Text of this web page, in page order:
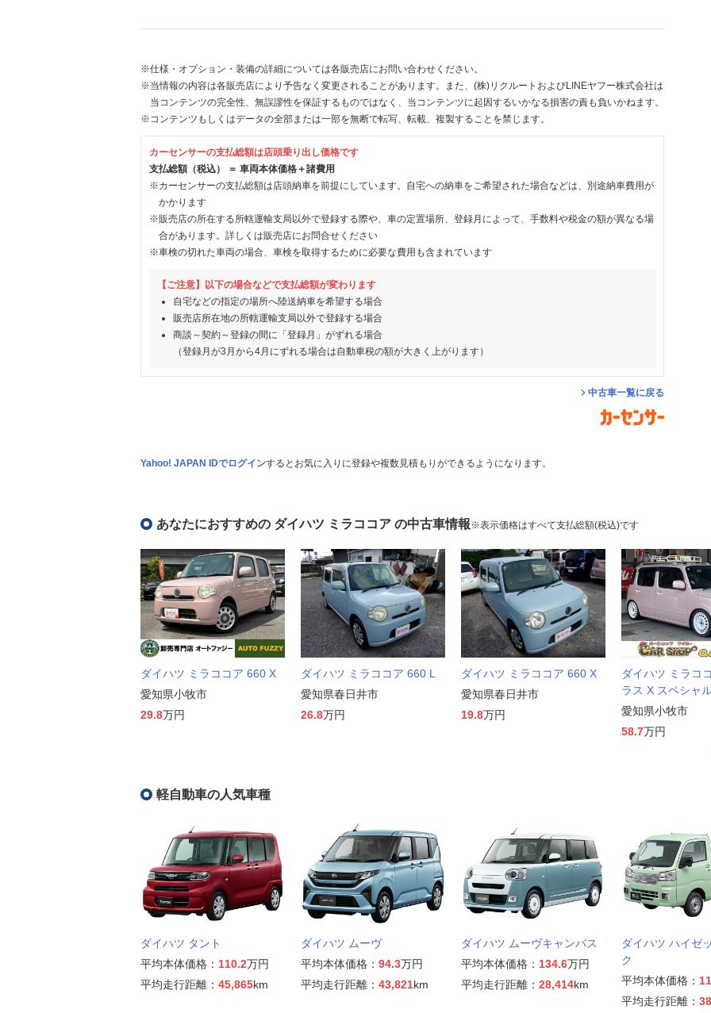
※仕様・オプション・装備の詳細については各販売店にお問い合わせください。
※当情報の内容は各販売店により予告なく変更されることがあります。また、(株)リクルートおよびLINEヤフー株式会社は
当コンテンツの完全性、無誤謬性を保証するものではなく、当コンテンツに起因するいかなる損害の責も負いかねます。
※コンテンツもしくはデータの全部または一部を無断で転写、転載、複製することを禁じます。
カーセンサーの支払総額は店頭乗り出し価格です
支払総額（税込） ＝ 車両本体価格＋諸費用
※カーセンサーの支払総額は店頭納車を前提にしています。自宅への納車をご希望された場合などは、別途納車費用が
かかります
※販売店の所在する所轄運輸支局以外で登録する際や、車の定置場所、登録月によって、手数料や税金の額が異なる場
合があります。詳しくは販売店にお問合せください
※車検の切れた車両の場合、車検を取得するために必要な費用も含まれています
【ご注意】以下の場合などで支払総額が変わります
自宅などの指定の場所へ陸送納車を希望する場合
販売店所在地の所轄運輸支局以外で登録する場合
商談～契約～登録の間に「登録月」がずれる場合
（登録月が3月から4月にずれる場合は自動車税の額が大きく上がります）
中古車一覧に戻る
Yahoo! JAPAN IDでログインするとお気に入りに登録や複数見積もりができるようになります。
あなたにおすすめの ダイハツ ミラココア の中古車情報※表示価格はすべて支払総額(税込)です
ダイハツ ミラココア 660 X
愛知県小牧市
29.8万円
ダイハツ ミラココア 660 L
愛知県春日井市
26.8万円
ダイハツ ミラココア 660 X
愛知県春日井市
19.8万円
ダイハツ ミラコ
ラス X スペシャ
愛知県小牧市
58.7万円
軽自動車の人気車種
ダイハツ タント
平均本体価格： 110.2万円
平均走行距離： 45,865km
ダイハツ ムーヴ
平均本体価格： 94.3万円
平均走行距離： 43,821km
ダイハツ ムーヴキャンバス
平均本体価格： 134.6万円
平均走行距離： 28,414km
ダイハツ ハイゼ
ク
平均本体価格：
平均走行距離：